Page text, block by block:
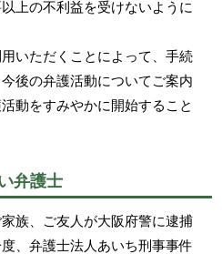
上の不利益を受けないように
いただくことによって、手続
後の弁護活動についてご案内
動をすみやかに開始すること
弁護士
族、ご友人が大阪府警に逮捕
、弁護士法人あいち刑事事件